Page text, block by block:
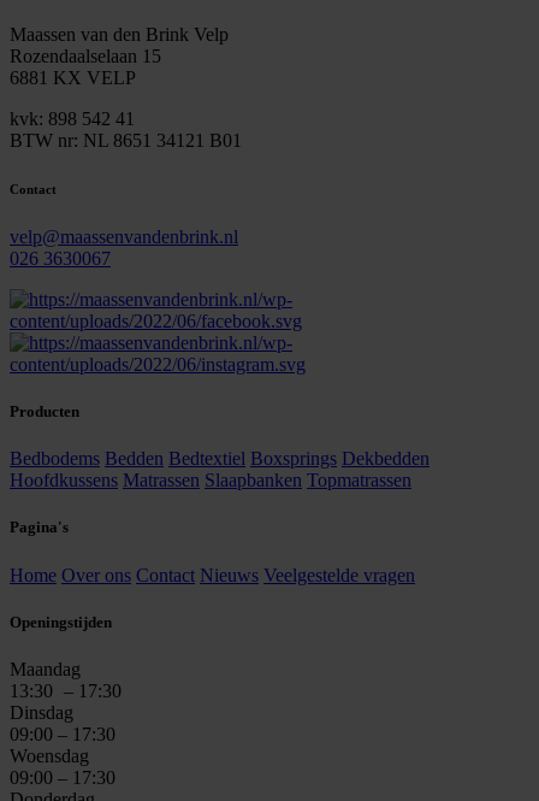
Maassen van den Brink Velp
Rozendaalselaan 15
6881 KX VELP
kvk: 898 542 41
BTW nr: NL 8651 34121 B01
Contact
velp@maassenvandenbrink.nl
026 3630067
Producten
Bedbodems Bedden Bedtextiel Boxsprings Dekbedden
Hoofdkussens Matrassen Slaapbanken Topmatrassen
Pagina's
Home Over ons Contact Nieuws Veelgestelde vragen
Openingstijden
Maandag
13:30 – 17:30
Dinsdag
09:00 – 17:30
Woensdag
09:00 – 17:30